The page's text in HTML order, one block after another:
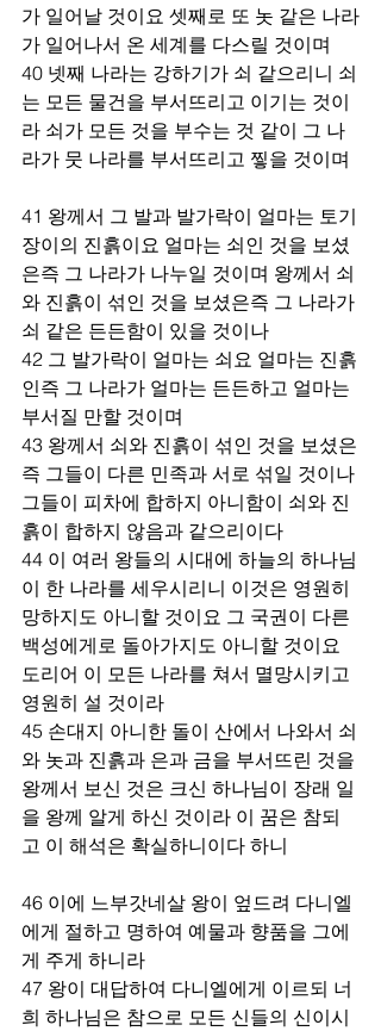
가 일어날 것이요 셋째로 또 놋 같은 나라
가 일어나서 온 세계를 다스릴 것이며
40 넷째 나라는 강하기가 쇠 같으리니 쇠
는 모든 물건을 부서뜨리고 이기는 것이
라 쇠가 모든 것을 부수는 것 같이 그 나
라가 뭇 나라를 부서뜨리고 찧을 것이며
41 왕께서 그 발과 발가락이 얼마는 토기
장이의 진흙이요 얼마는 쇠인 것을 보셨
은즉 그 나라가 나누일 것이며 왕께서 쇠
와 진흙이 섞인 것을 보셨은즉 그 나라가
쇠 같은 든든함이 있을 것이나
42 그 발가락이 얼마는 쇠요 얼마는 진흙
인즉 그 나라가 얼마는 든든하고 얼마는
부서질 만할 것이며
43 왕께서 쇠와 진흙이 섞인 것을 보셨은
즉 그들이 다른 민족과 서로 섞일 것이나
그들이 피차에 합하지 아니함이 쇠와 진
흙이 합하지 않음과 같으리이다
44 이 여러 왕들의 시대에 하늘의 하나님
이 한 나라를 세우시리니 이것은 영원히
망하지도 아니할 것이요 그 국권이 다른
백성에게로 돌아가지도 아니할 것이요
도리어 이 모든 나라를 쳐서 멸망시키고
영원히 설 것이라
45 손대지 아니한 돌이 산에서 나와서 쇠
와 놋과 진흙과 은과 금을 부서뜨린 것을
왕께서 보신 것은 크신 하나님이 장래 일
을 왕께 알게 하신 것이라 이 꿈은 참되
고 이 해석은 확실하니이다 하니
46 이에 느부갓네살 왕이 엎드려 다니엘
에게 절하고 명하여 예물과 향품을 그에
게 주게 하니라
47 왕이 대답하여 다니엘에게 이르되 너
희 하나님은 참으로 모든 신들의 신이시